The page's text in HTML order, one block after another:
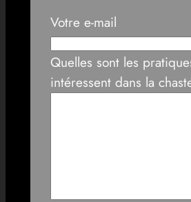
Votre e-mail
Quelles sont les
intéressent dans la